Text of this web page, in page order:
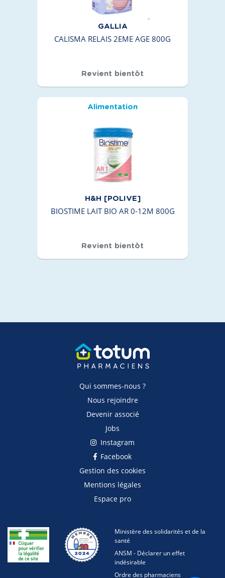
GALLIA
CALISMA RELAIS 2EME AGE 800G
Revient bientôt
Alimentation
H&H [POLIVE]
BIOSTIME LAIT BIO AR 0-12M 800G
Revient bientôt
Qui sommes-nous ?
Nous rejoindre
Devenir associé
Jobs
Instagram
Facebook
Gestion des cookies
Mentions légales
Espace pro
Ministère des solidarités et de la
santé
ANSM - Déclarer un effet
indésirable
Ordre des pharmaciens